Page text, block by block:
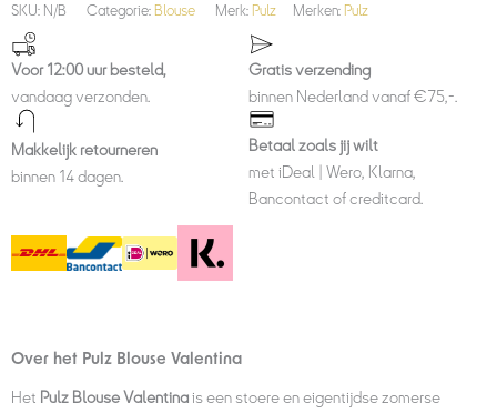
SKU: N/B Categorie: Blouse Merk: Pulz Merken: Pulz
Voor 12:00 uur besteld,
vandaag verzonden.
Gratis verzending
binnen Nederland vanaf €75,-.
Makkelijk retourneren
binnen 14 dagen.
Betaal zoals jij wilt
met iDeal | Wero, Klarna,
Bancontact of creditcard.
Over het Pulz Blouse Valentina
Het Pulz Blouse Valentinais een stoere en eigentijdse zomerse